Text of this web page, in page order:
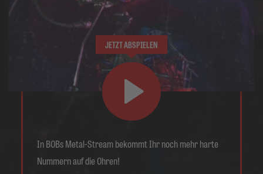
JETZT ABSPIELEN
In BOBs Metal-Stream bekommt Ihr noch mehr harte
Nummern auf die Ohren!